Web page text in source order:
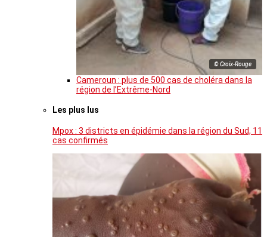
© Croix-Rouge
Cameroun : plus de 500 cas de choléra dans la
région de l’Extrême-Nord
Les plus lus
Mpox : 3 districts en épidémie dans la région du Sud, 11
cas confirmés